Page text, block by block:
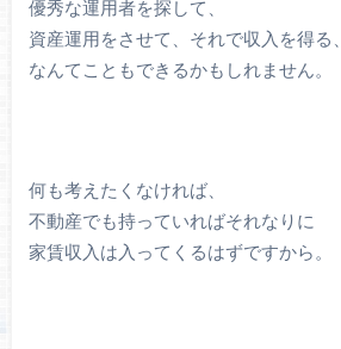
優秀な運用者を探して、
資産運用をさせて、それで収入を得る、
なんてこともできるかもしれません。
何も考えたくなければ、
不動産でも持っていればそれなりに
家賃収入は入ってくるはずですから。